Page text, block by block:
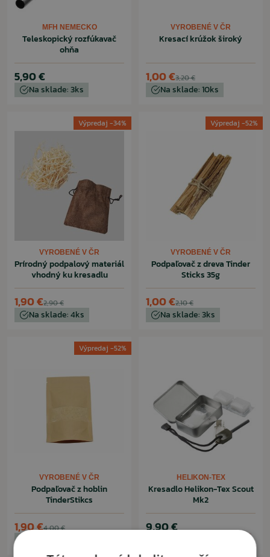
MFH NEMECKO
Teleskopický rozfúkavač
ohňa
5,90 €
Na sklade: 3ks
VYROBENÉ V ČR
Kresací krúžok široký
3,20 €
1,00 €
Na sklade: 10ks
Výpredaj -34%
VYROBENÉ V ČR
Prírodný podpalový materiál
vhodný ku kresadlu
2,90 €
1,90 €
Na sklade: 4ks
Výpredaj -52%
VYROBENÉ V ČR
Podpaľovač z dreva Tinder
Sticks 35g
2,10 €
1,00 €
Na sklade: 3ks
Výpredaj -52%
VYROBENÉ V ČR
Podpaľovač z hoblin
TinderStikcs
4,00 €
1,90 €
HELIKON-TEX
Kresadlo Helikon-Tex Scout
Mk2
9,90 €